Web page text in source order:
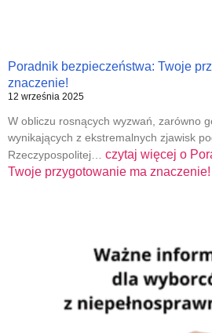
Poradnik bezpieczeństwa: Twoje
znaczenie!
12 września 2025
W obliczu rosnących wyzwań, zarówno
wynikających z ekstremalnych zjawisk
Rzeczypospolitej… czytaj więcej o
Twoje przygotowanie ma znaczenie!